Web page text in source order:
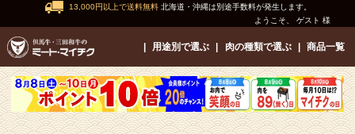
13,000円以上で送料無料 北海道・沖縄は別途手数料が発生します。
ようこそ、 ゲスト 様
用途別で選ぶ 肉の種類で選ぶ 商品一覧